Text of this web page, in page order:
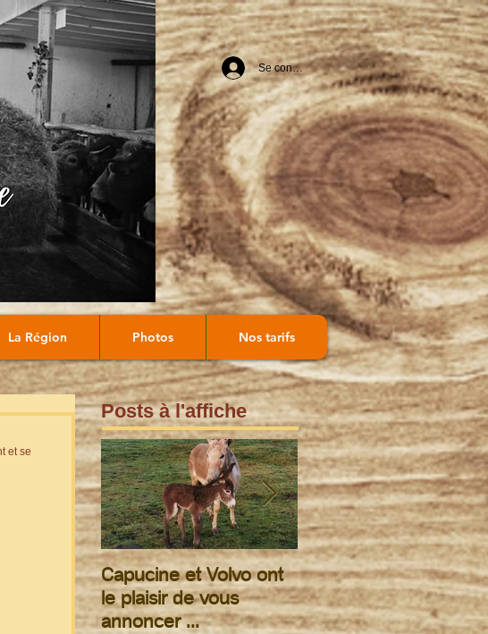
Se connecter
La Région Photos Nos tarifs
et se
Posts à l'affiche
Capucine et Volvo ont
le plaisir de vous
annoncer ...
rando pour les